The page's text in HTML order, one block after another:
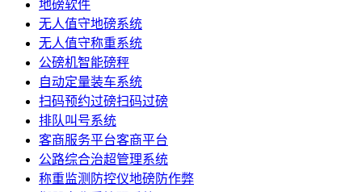
地磅软件
无人值守地磅系统
无人值守称重系统
公磅机智能磅秤
自动定量装车系统
扫码预约过磅扫码过磅
排队叫号系统
客商服务平台客商平台
公路综合治超管理系统
称重监测防控仪地磅防作弊